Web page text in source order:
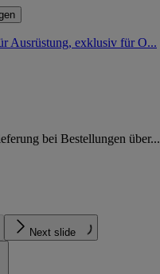
Ausrüstung, exklusiv für O...
bei Bestellungen über...
Next slide